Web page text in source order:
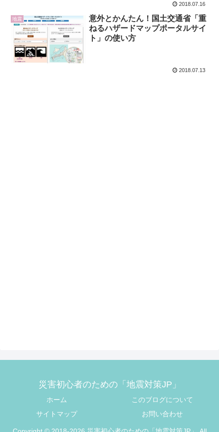
2018.07.16
地震
意外とかんたん！国土交通省「重
ねるハザードマップポータルサイ
ト」の使い方
2018.07.13
災害初心者のための「地震対策JP」
ホーム
このブログについて
サイトマップ
お問い合わせ